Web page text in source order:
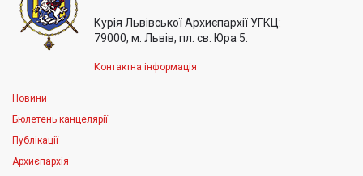
Курія Львівської Архиєпархії УГКЦ:
79000, м. Львів, пл. св. Юра 5.
Контактна інформація
Новини
Бюлетень канцелярії
Публікації
Архиєпархія